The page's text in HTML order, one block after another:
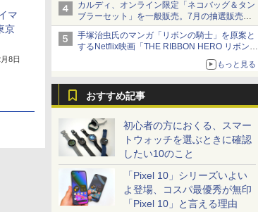
カルディ、オンライン限定「ネコバッグ＆タン
ブラーセット」を一般販売。7月の抽選販売の
当選無効分
手塚治虫氏のマンガ「リボンの騎士」を原案と
するNetflix映画「THE RIBBON HERO リボンヒ
もっと見る
おすすめ記事
初心者の方におくる、スマー
トウォッチを選ぶときに確認
したい10のこと
「Pixel 10」シリーズいよい
よ登場、コスパ最優秀が無印
「Pixel 10」と言える理由
マ
京
8日